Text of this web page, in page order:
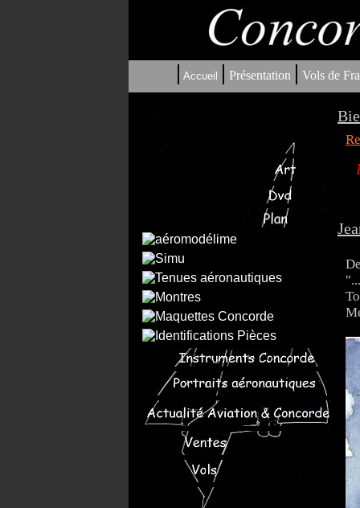
| Accueil | Présentation | Vols de